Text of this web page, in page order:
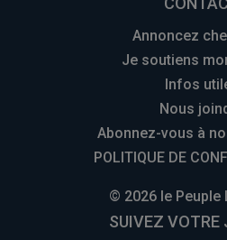
Annoncez
Je soutiens
Infos
Nous
Abonnez-vous à
POLITIQUE DE
© 2026 le Peuple
SUIVEZ VOTRE